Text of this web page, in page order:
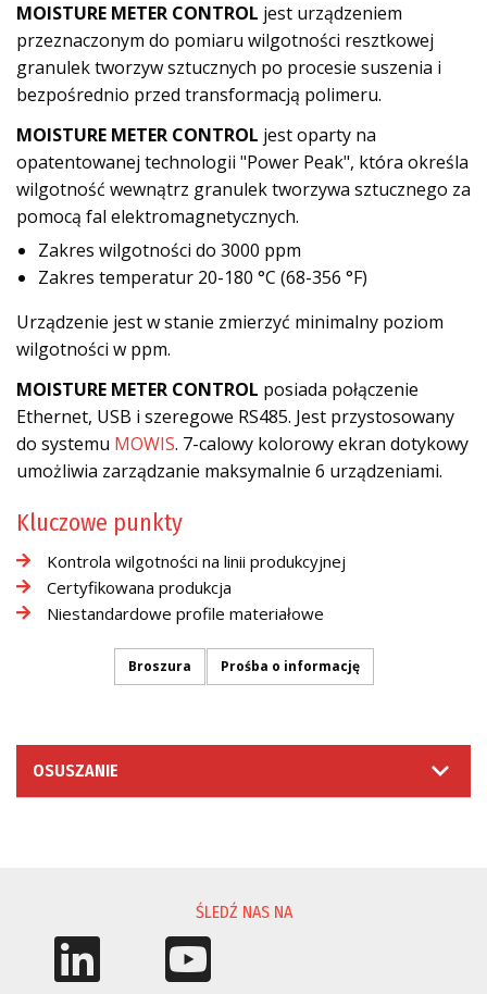
MOISTURE METER CONTROL jest urządzeniem
przeznaczonym do pomiaru wilgotności resztkowej
granulek tworzyw sztucznych po procesie suszenia i
bezpośrednio przed transformacją polimeru.
MOISTURE METER CONTROL jest oparty na
opatentowanej technologii "Power Peak", która określa
wilgotność wewnątrz granulek tworzywa sztucznego za
pomocą fal elektromagnetycznych.
Zakres wilgotności do 3000 ppm
Zakres temperatur 20-180 °C (68-356 °F)
Urządzenie jest w stanie zmierzyć minimalny poziom
wilgotności w ppm.
MOISTURE METER CONTROL posiada połączenie
Ethernet, USB i szeregowe RS485. Jest przystosowany
do systemu MOWIS. 7-calowy kolorowy ekran dotykowy
umożliwia zarządzanie maksymalnie 6 urządzeniami.
Kluczowe punkty
Kontrola wilgotności na linii produkcyjnej
Certyfikowana produkcja
Niestandardowe profile materiałowe
Broszura Prośba o informację
OSUSZANIE
ŚLEDŹ NAS NA